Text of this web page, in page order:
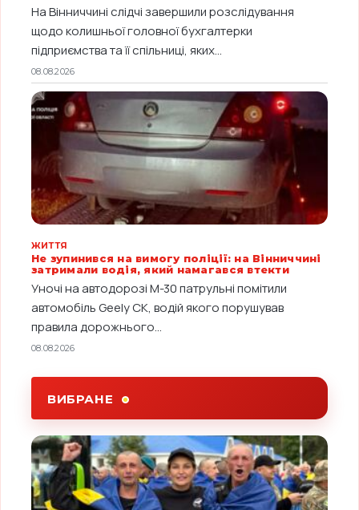
На Вінниччині слідчі завершили розслідування
щодо колишньої головної бухгалтерки
підприємства та її спільниці, яких...
08.08.2026
ЖИТТЯ
Не зупинився на вимогу поліції: на Вінниччині
затримали водія, який намагався втекти
Уночі на автодорозі М-30 патрульні помітили
автомобіль Geely CK, водій якого порушував
правила дорожнього...
08.08.2026
ВИБРАНЕ